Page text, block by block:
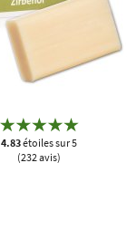
4.83étoiles sur 5
(232 avis)